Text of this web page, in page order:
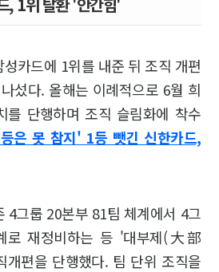
카드에 1위를 내준 뒤 조직 개편
섰다. 올해는 이례적으로 6월 희
를 단행하며 조직 슬림화에 착수
은 못 참지' 1등 뺏긴 신한카드,
4그룹 20본부 81팀 체계에서 4그
로 재정비하는 등 '대부제(大部
편을 단행했다. 팀 단위 조직을